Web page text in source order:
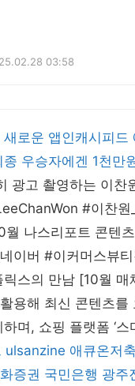
03:58
로운 앱인캐시피
우승자에겐 1천만
광고 촬영하는 이찬
#이찬원
월 나스리포트 콘텐
이버 #이커머스뷰
스의 만남 [10월 매
용해 최신 콘텐츠
며, 쇼핑 플랫폼 ‘스
ulsanzine 애큐온저
증권 국민은행 광주